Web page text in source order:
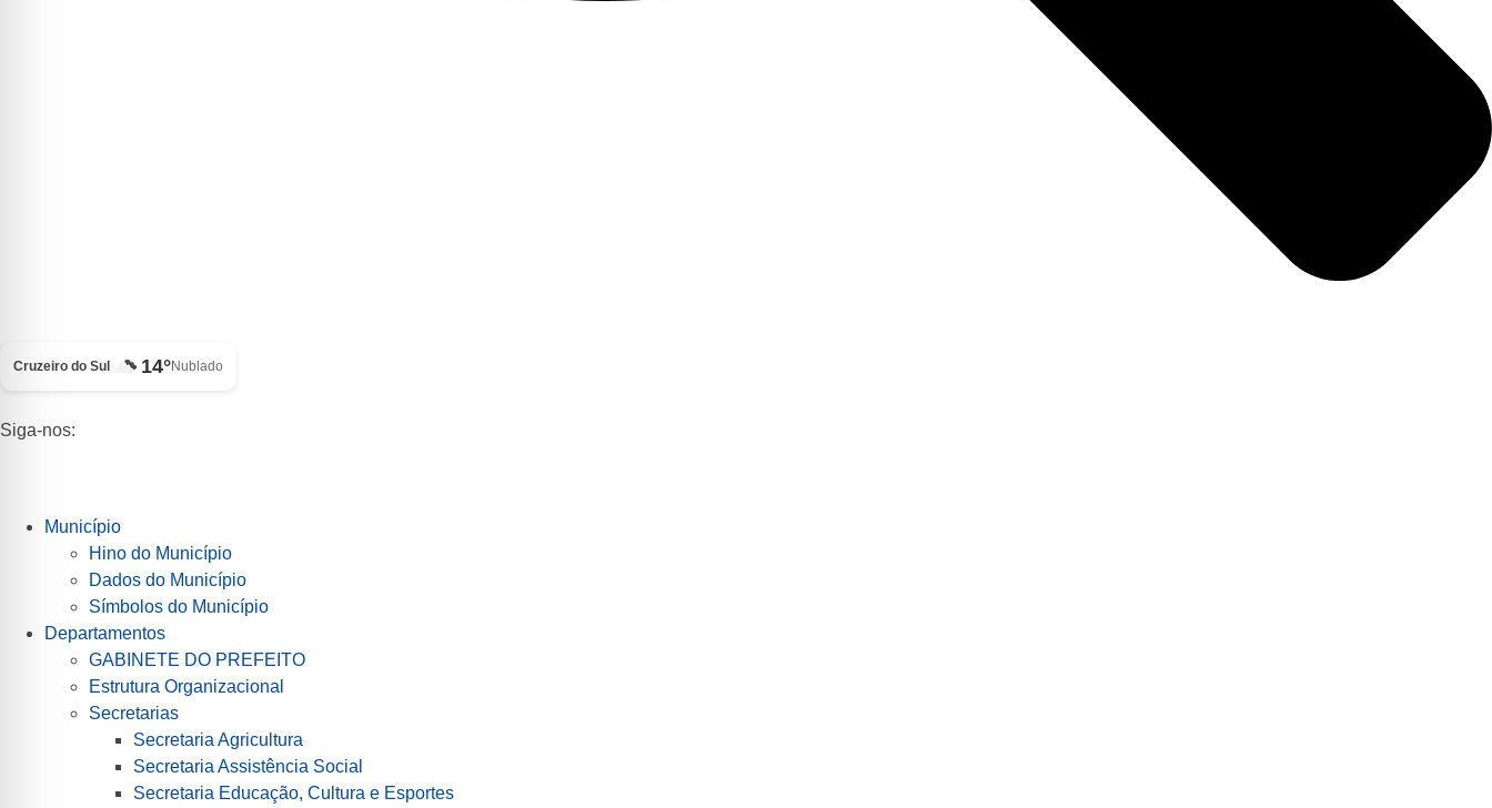
Cruzeiro do Sul 14°Nublado
Siga-nos:
Município
Hino do Município
Dados do Município
Símbolos do Município
Departamentos
GABINETE DO PREFEITO
Estrutura Organizacional
Secretarias
Secretaria Agricultura
Secretaria Assistência Social
Secretaria Educação, Cultura e Esportes